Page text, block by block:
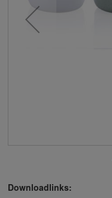
Downloadlinks: